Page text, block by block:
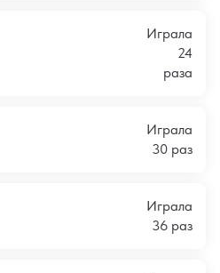
Играла
24
раза
Играла
30 раз
Играла
36 раз